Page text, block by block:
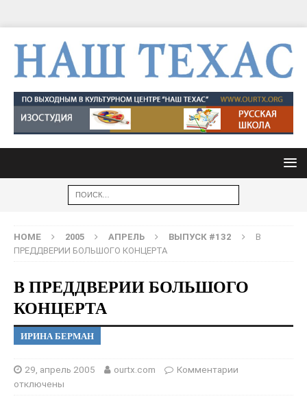
HOME 2005 АПРЕЛЬ ВЫПУСК #132
В
ПРЕДДВЕРИИ БОЛЬШОГО КОНЦЕРТА
В ПРЕДДВЕРИИ БОЛЬШОГО
КОНЦЕРТА
ИРИНА БЕРМАН
29, апрель 2005 ourtx.com
Комментарии
отключены